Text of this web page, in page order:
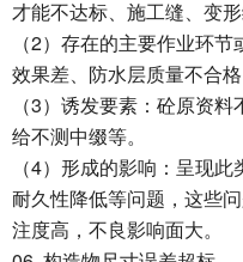
才能不达标、施工缝、变
（2）存在的主要作业环节
效果差、防水层质量不合
（3）诱发要素：砼原资料
给不测中缀等。
（4）形成的影响：呈现此
耐久性降低等问题，这些
注度高，不良影响面大。